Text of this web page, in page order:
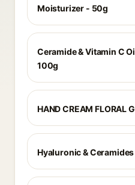
Moisturizer - 50g
Ceramide & Vitamin C
100g
HAND CREAM FLORAL
Hyaluronic &